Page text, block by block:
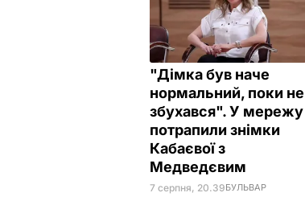
"Дімка був наче
нормальний, поки не
збухався". У мережу
потрапили знімки
Кабаєвої з
Медведєвим
7 серпня, 20.39БУЛЬВАР